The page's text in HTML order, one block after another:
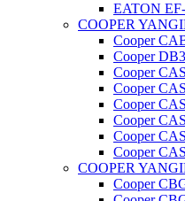
EATON
COOPER
Cooper
Cooper
Cooper
Cooper
Cooper
Cooper
Cooper
Cooper
COOPER
Cooper